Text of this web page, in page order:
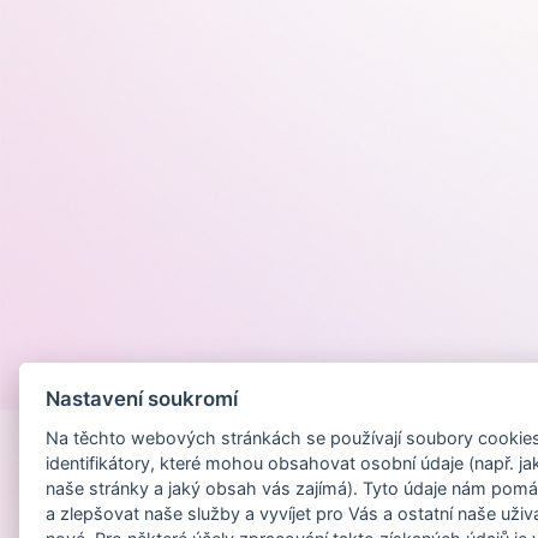
Nastavení soukromí
Na těchto webových stránkách se používají soubory
identifikátory, které mohou obsahovat osobní údaje (např.
naše stránky a jaký obsah vás zajímá). Tyto údaje nám
a zlepšovat naše služby a vyvíjet pro Vás a ostatní naše